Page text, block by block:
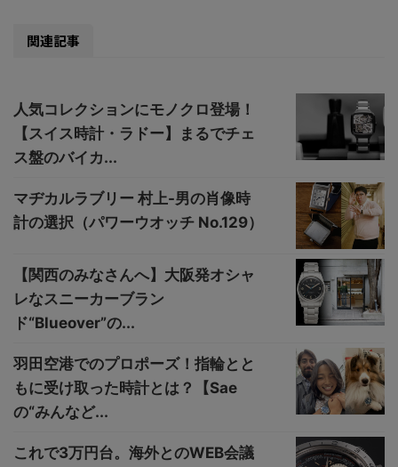
関連記事
人気コレクションにモノクロ登場！
【スイス時計・ラドー】まるでチェ
ス盤のバイカ...
マヂカルラブリー 村上-男の肖像時
計の選択（パワーウオッチ No.129）
【関西のみなさんへ】大阪発オシャ
レなスニーカーブラン
ド“Blueover”の...
羽田空港でのプロポーズ！指輪とと
もに受け取った時計とは？【Sae
の“みんなど...
これで3万円台。海外とのWEB会議